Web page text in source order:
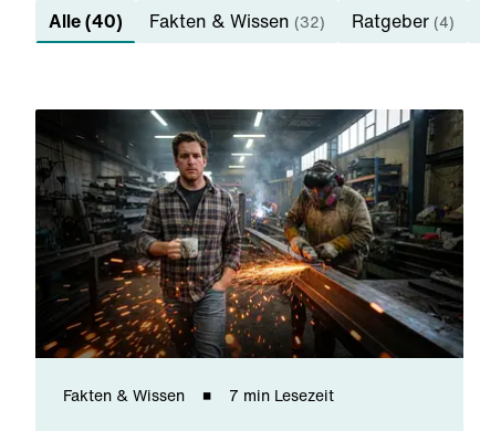
Alle (40) Fakten & Wissen (32) Ratgeber (4)
Fakten & Wissen 7 min Lesezeit